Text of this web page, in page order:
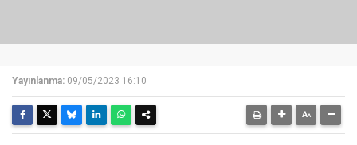
Yayınlanma: 09/05/2023 16:10